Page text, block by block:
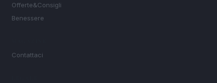
Offerte&Consigli
Benessere
Contattaci